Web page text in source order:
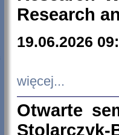
Research
19.06.2026
więcej...
Otwarte